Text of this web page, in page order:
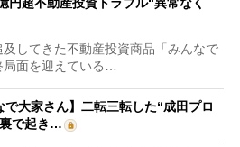
円超不動産投資トラブル“異常なく
してきた不動産投資商品「みんなで
局面を迎えている…
で大家さん】二転三転した“成田プロ
で起き…